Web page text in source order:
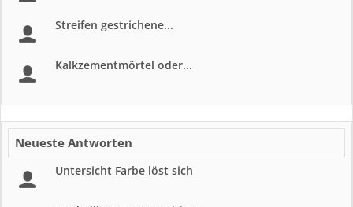
Streifen gestrichene...
Kalkzementmörtel oder...
Neueste Antworten
Untersicht Farbe löst sich